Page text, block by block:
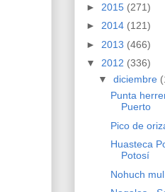
► 2015 (271)
► 2014 (121)
► 2013 (466)
▼ 2012 (336)
▼ diciembre
Punta
Puerto
Pico de
Huasteca
Potosí
Nohuch mul